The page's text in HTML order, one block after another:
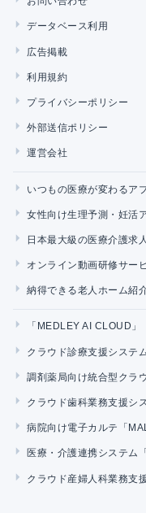
データベース利用
広告掲載
利用規約
プライバシーポリシー
外部送信ポリシー
運営会社
いつもの医療が変わるア
女性向け生理予測・妊活
日本最大級の医療介護求
オンライン動画研修サー
納得できる老人ホーム紹
「MEDLEY AI CLOUD」
クラウド診療支援システ
調剤薬局向け統合型クラ
クラウド歯科業務支援シ
病院向け電子カルテ「
医療・介護連携システム
クラウド産婦人科業務支